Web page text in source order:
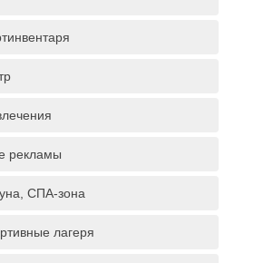
рекламы
СПА-зона
лагеря